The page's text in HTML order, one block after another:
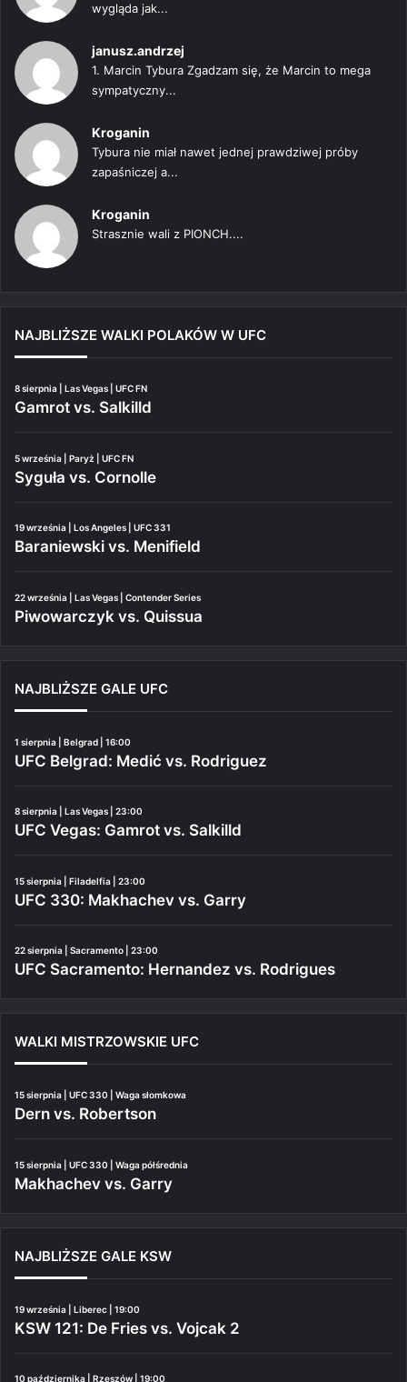
wygląda jak...
janusz.andrzej
1. Marcin Tybura Zgadzam się, że Marcin to mega
sympatyczny...
Kroganin
Tybura nie miał nawet jednej prawdziwej próby
zapaśniczej a...
Kroganin
Strasznie wali z PIONCH....
NAJBLIŻSZE WALKI POLAKÓW W UFC
8 sierpnia | Las Vegas | UFC FN
Gamrot vs. Salkilld
5 września | Paryż | UFC FN
Syguła vs. Cornolle
19 września | Los Angeles | UFC 331
Baraniewski vs. Menifield
22 września | Las Vegas | Contender Series
Piwowarczyk vs. Quissua
NAJBLIŻSZE GALE UFC
1 sierpnia | Belgrad | 16:00
UFC Belgrad: Medić vs. Rodriguez
8 sierpnia | Las Vegas | 23:00
UFC Vegas: Gamrot vs. Salkilld
15 sierpnia | Filadelfia | 23:00
UFC 330: Makhachev vs. Garry
22 sierpnia | Sacramento | 23:00
UFC Sacramento: Hernandez vs. Rodrigues
WALKI MISTRZOWSKIE UFC
15 sierpnia | UFC 330 | Waga słomkowa
Dern vs. Robertson
15 sierpnia | UFC 330 | Waga półśrednia
Makhachev vs. Garry
NAJBLIŻSZE GALE KSW
19 września | Liberec | 19:00
KSW 121: De Fries vs. Vojcak 2
10 października | Rzeszów | 19:00